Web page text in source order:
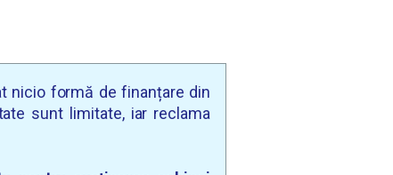
nicio formă de finanțare din
sunt limitate, iar reclama